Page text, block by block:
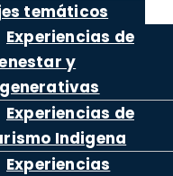
temáticos
Experiencias de
y
Experiencias de
Indigena
Experiencias